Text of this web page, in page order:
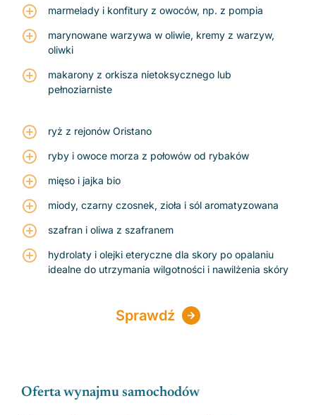
marmelady i konfitury z owoców, np. z pompia
marynowane warzywa w oliwie, kremy z warzyw,
oliwki
makarony z orkisza nietoksycznego lub
pełnoziarniste
ryż z rejonów Oristano
ryby i owoce morza z połowów od rybaków
mięso i jajka bio
miody, czarny czosnek, zioła i sól aromatyzowana
szafran i oliwa z szafranem
hydrolaty i olejki eteryczne dla skory po opalaniu
idealne do utrzymania wilgotności i nawilżenia skóry
Sprawdź
Oferta wynajmu samochodów